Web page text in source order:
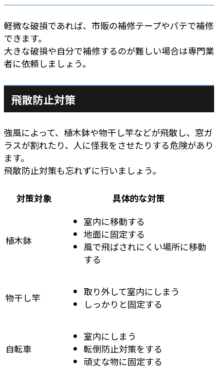
軽微な破損であれば、市販の補修テープやパテで補修
できます。
大きな破損や自分で補修するのが難しい場合は専門業
者に依頼しましょう。
飛散防止対策
強風によって、植木鉢や物干し竿などが飛散し、窓ガ
ラスが割れたり、人に怪我をさせたりする危険があり
ます。
飛散防止対策も忘れずに行いましょう。
対策対象 具体的な対策
植木鉢
室内に移動する
地面に固定する
風で飛ばされにくい場所に移動
する
物干し竿
取り外して室内にしまう
しっかりと固定する
自転車
室内にしまう
転倒防止対策をする
頑丈な物に固定する